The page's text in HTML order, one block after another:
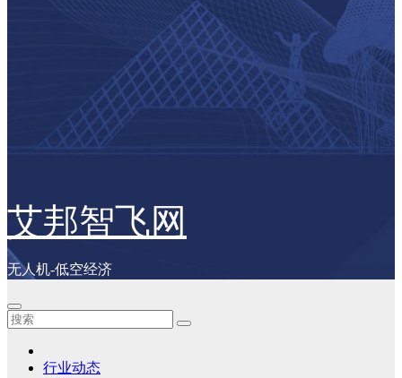
艾邦智飞网
无人机-低空经济
行业动态